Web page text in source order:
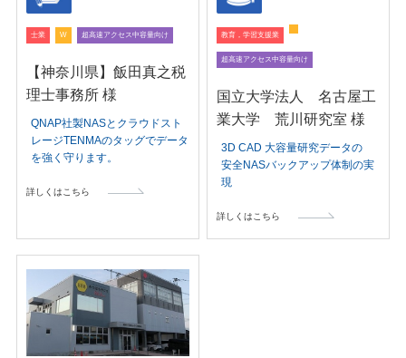
士業 W 超高速アクセス中容量向け
【神奈川県】飯田真之税
理士事務所 様
QNAP社製NASとクラウドスト
レージTENMAのタッグでデータ
を強く守ります。
詳しくはこちら
教育，学習支援業
超高速アクセス中容量向け
国立大学法人 名古屋工
業大学 荒川研究室 様
3D CAD 大容量研究データの
安全NASバックアップ体制の実
現
詳しくはこちら